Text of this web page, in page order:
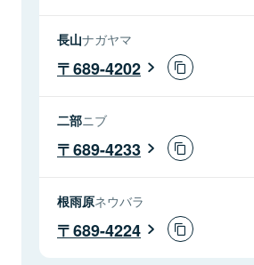
長山ナガヤマ
689-4202
二部ニブ
689-4233
根雨原ネウバラ
689-4224